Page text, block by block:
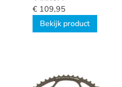
€ 109,95
Bekijk product